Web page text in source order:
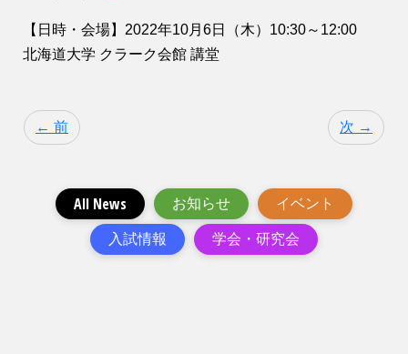
【日時・会場】2022年10月6日（木）10:30～12:00
北海道大学 クラーク会館 講堂
← 前 次 →
All News お知らせ イベント
入試情報 学会・研究会